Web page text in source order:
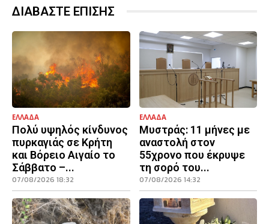
ΔΙΑΒΑΣΤΕ ΕΠΙΣΗΣ
ΕΛΛΑΔΑ
Πολύ υψηλός κίνδυνος
πυρκαγιάς σε Κρήτη
και Βόρειο Αιγαίο το
Σάββατο –...
07/08/2026 18:32
ΕΛΛΑΔΑ
Μυστράς: 11 μήνες με
αναστολή στον
55χρονο που έκρυψε
τη σορό του...
07/08/2026 14:32